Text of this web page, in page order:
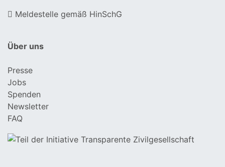
Meldestelle gemäß HinSchG
Über uns
Presse
Jobs
Spenden
Newsletter
FAQ